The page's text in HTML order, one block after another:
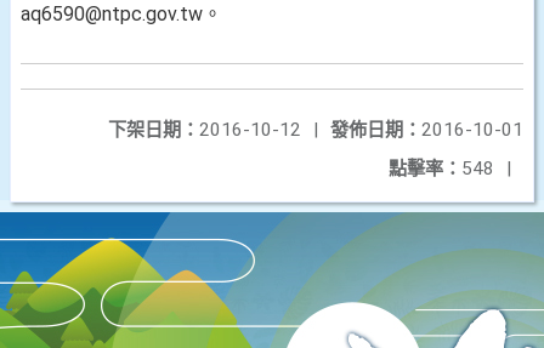
aq6590@ntpc.gov.tw。
發佈日期： 2016-10-01
下架日期： 2016-10-12
|
點擊率： 548 |